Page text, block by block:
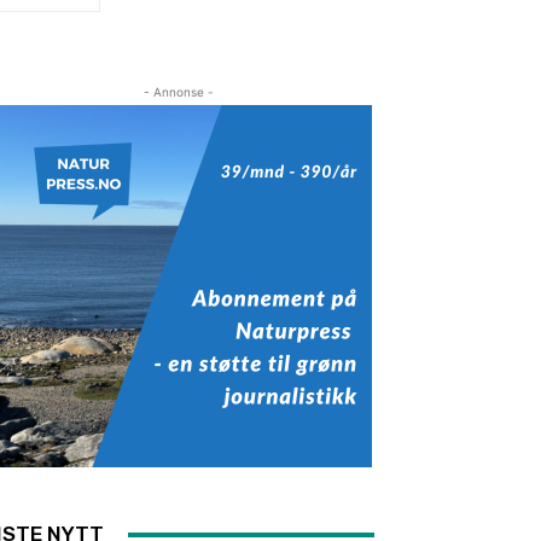
- Annonse -
NYTT